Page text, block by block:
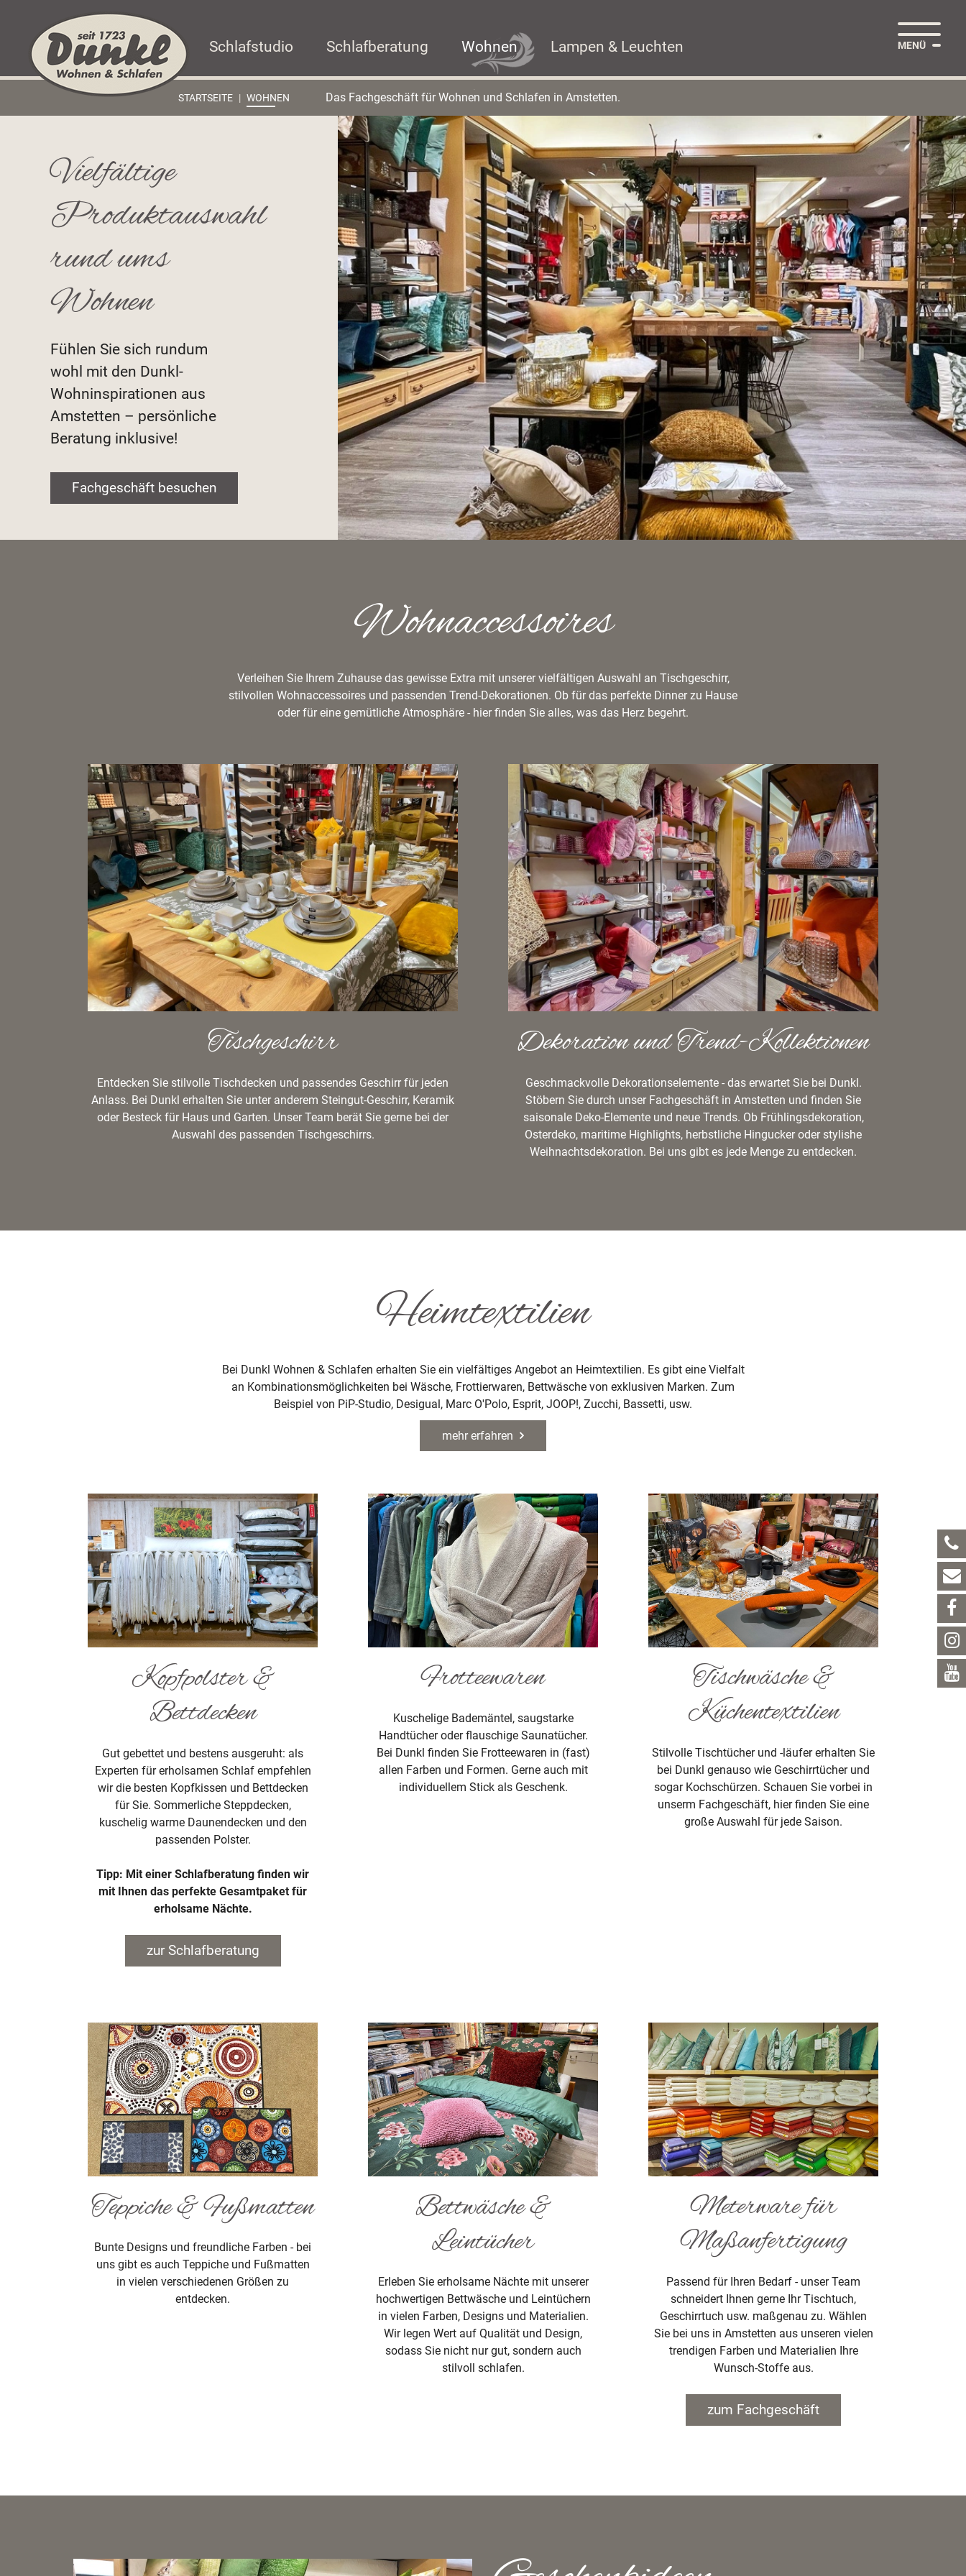
Hauptnavigation
Footernavigation
Schlafstudio Schlafberatung Wohnen Lampen & Leuchten MENÜ
STARTSEITE WOHNEN Das Fachgeschäft für Wohnen und Schlafen in Amstetten.
Vielfältige
Produktauswahl
rund ums
Wohnen
Fühlen Sie sich rundum
wohl mit den Dunkl-
Wohninspirationen aus
Amstetten – persönliche
Beratung inklusive!
Fachgeschäft besuchen
Wohnaccessoires
Verleihen Sie Ihrem Zuhause das gewisse Extra mit unserer vielfältigen Auswahl an Tischgeschirr,
stilvollen Wohnaccessoires und passenden Trend-Dekorationen. Ob für das perfekte Dinner zu Hause
oder für eine gemütliche Atmosphäre - hier finden Sie alles, was das Herz begehrt.
Tischgeschirr
Entdecken Sie stilvolle Tischdecken und passendes Geschirr für jeden
Anlass. Bei Dunkl erhalten Sie unter anderem Steingut-Geschirr, Keramik
oder Besteck für Haus und Garten. Unser Team berät Sie gerne bei der
Auswahl des passenden Tischgeschirrs.
Dekoration und Trend-Kollektionen
Geschmackvolle Dekorationselemente - das erwartet Sie bei Dunkl.
Stöbern Sie durch unser Fachgeschäft in Amstetten und finden Sie
saisonale Deko-Elemente und neue Trends. Ob Frühlingsdekoration,
Osterdeko, maritime Highlights, herbstliche Hingucker oder stylishe
Weihnachtsdekoration. Bei uns gibt es jede Menge zu entdecken.
Heimtextilien
Bei Dunkl Wohnen & Schlafen erhalten Sie ein vielfältiges Angebot an Heimtextilien. Es gibt eine Vielfalt
an Kombinationsmöglichkeiten bei Wäsche, Frottierwaren, Bettwäsche von exklusiven Marken. Zum
Beispiel von PiP-Studio, Desigual, Marc O′Polo, Esprit, JOOP!, Zucchi, Bassetti, usw.
mehr erfahren
Kopfpolster &
Bettdecken
Gut gebettet und bestens ausgeruht: als
Experten für erholsamen Schlaf empfehlen
wir die besten Kopfkissen und Bettdecken
für Sie. Sommerliche Steppdecken,
kuschelig warme Daunendecken und den
passenden Polster.
Tipp: Mit einer Schlafberatung finden wir
mit Ihnen das perfekte Gesamtpaket für
erholsame Nächte.
zur Schlafberatung
Frotteewaren
Kuschelige Bademäntel, saugstarke
Handtücher oder flauschige Saunatücher.
Bei Dunkl finden Sie Frotteewaren in (fast)
allen Farben und Formen. Gerne auch mit
individuellem Stick als Geschenk.
Tischwäsche &
Küchentextilien
Stilvolle Tischtücher und -läufer erhalten Sie
bei Dunkl genauso wie Geschirrtücher und
sogar Kochschürzen. Schauen Sie vorbei in
unserm Fachgeschäft, hier finden Sie eine
große Auswahl für jede Saison.
Teppiche & Fußmatten
Bunte Designs und freundliche Farben - bei
uns gibt es auch Teppiche und Fußmatten
in vielen verschiedenen Größen zu
entdecken.
Bettwäsche &
Leintücher
Erleben Sie erholsame Nächte mit unserer
hochwertigen Bettwäsche und Leintüchern
in vielen Farben, Designs und Materialien.
Wir legen Wert auf Qualität und Design,
sodass Sie nicht nur gut, sondern auch
stilvoll schlafen.
Meterware für
Maßanfertigung
Passend für Ihren Bedarf - unser Team
schneidert Ihnen gerne Ihr Tischtuch,
Geschirrtuch usw. maßgenau zu. Wählen
Sie bei uns in Amstetten aus unseren vielen
trendigen Farben und Materialien Ihre
Wunsch-Stoffe aus.
zum Fachgeschäft